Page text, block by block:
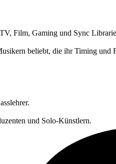
Film, Gaming und Sync
beliebt, die ihr Timing und
und Solo-Künstlern.